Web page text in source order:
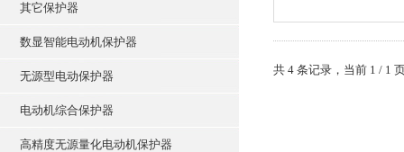
其它保护器
数显智能电动机保护器
无源型电动保护器
电动机综合保护器
高精度无源量化电动机保护器
共 4 条记录，当前 1 / 1